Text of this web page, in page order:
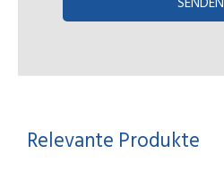
Relevante Produkte